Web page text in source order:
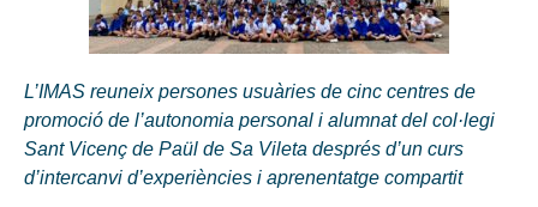
L’IMAS reuneix persones usuàries de cinc centres de
promoció de l’autonomia personal i alumnat del col·legi
Sant Vicenç de Paül de Sa Vileta després d’un curs
d’intercanvi d’experiències i aprenentatge compartit